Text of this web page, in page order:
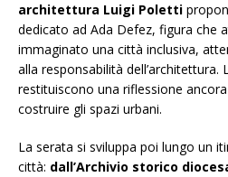
architettura Luigi Poletti
dedicato ad Ada Defez, figura che
immaginato una città inclusiva,
alla responsabilità dell’architettura.
restituiscono una riflessione
costruire gli spazi urbani.
La serata si sviluppa poi lungo un
città: dall’Archivio storico